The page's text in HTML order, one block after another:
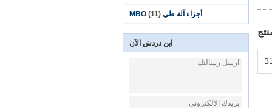
أجزاء آلة طي MBO (11)
ابن دردش الآن